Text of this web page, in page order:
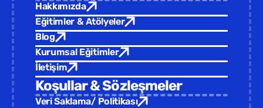
Hakkımızda
Eğitimler & Atölyeler
Blog
Kurumsal Eğitimler
İletişim
Koşullar & Sözleşmeler
Veri Saklama/ Politikası